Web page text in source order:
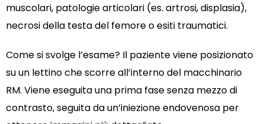
muscolari, patologie articolari (es. artrosi, displasia),
necrosi della testa del femore o esiti traumatici.
Come si svolge l’esame? Il paziente viene posizionato
su un lettino che scorre all’interno del macchinario
RM. Viene eseguita una prima fase senza mezzo di
contrasto, seguita da un’iniezione endovenosa per